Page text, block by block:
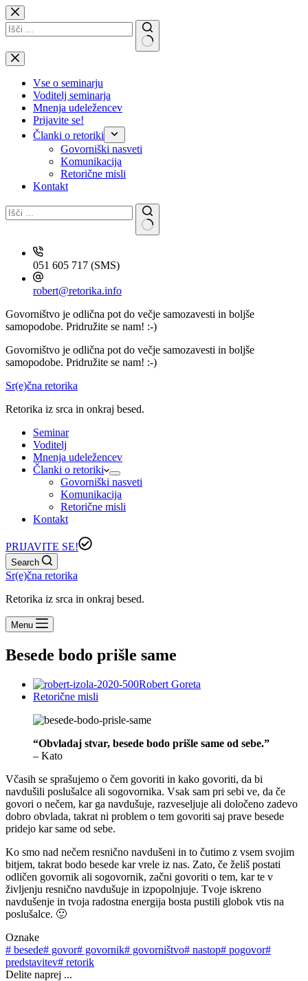
Skip
to
content
No
results
Vse o seminarju
Voditelj seminarja
Mnenja udeležencev
Prijavite se!
Članki o retoriki
Govorniški nasveti
Komunikacija
Retorične misli
Kontakt
051 605 717 (SMS)
robert@retorika.info
Govorništvo je odlična pot do večje samozavesti in boljše
samopodobe. Pridružite se nam! :-)
Govorništvo je odlična pot do večje samozavesti in boljše
samopodobe. Pridružite se nam! :-)
Sr(e)čna retorika
Retorika iz srca in onkraj besed.
Seminar
Voditelj
Mnenja udeležencev
Članki o retoriki
Govorniški nasveti
Komunikacija
Retorične misli
Kontakt
PRIJAVITE SE!
Search
Sr(e)čna retorika
Retorika iz srca in onkraj besed.
Menu
Besede bodo prišle same
Robert Goreta
Retorične misli
“Obvladaj stvar, besede bodo prišle same od sebe.”
– Kato
Včasih se sprašujemo o čem govoriti in kako govoriti, da bi
navdušili poslušalce ali sogovornika. Vsak sam pri sebi ve, da če
govori o nečem, kar ga navdušuje, razveseljuje ali določeno zadevo
dobro obvlada, takrat ni problem o tem govoriti saj prave besede
pridejo kar same od sebe.
Ko smo nad nečem resnično navdušeni in to čutimo z vsem svojim
bitjem, takrat bodo besede kar vrele iz nas. Zato, če želiš postati
odličen govornik ali sogovornik, začni govoriti o tem, kar te v
življenju resnično navdušuje in izpopolnjuje. Tvoje iskreno
navdušenje in tvoja radostna energija bosta pustili globok vtis na
poslušalce. 🙂
Oznake
# besede# govor# govornik# govorništvo# nastop# pogovor#
predstavitev# retorik
Delite naprej ...